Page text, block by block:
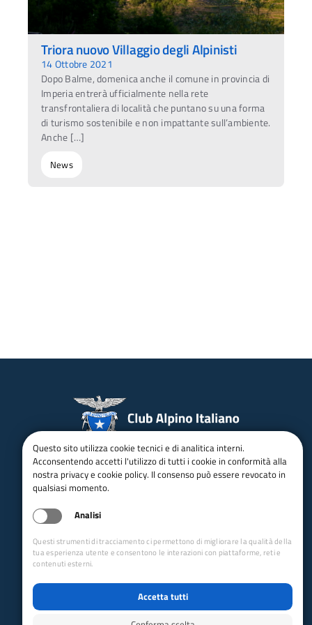
Triora nuovo Villaggio degli Alpinisti
14 Ottobre 2021
Dopo Balme, domenica anche il comune in provincia di
Imperia entrerà ufficialmente nella rete
transfrontaliera di località che puntano su una forma
di turismo sostenibile e non impattante sull’ambiente.
Anche […]
News
email:Info@cai.it pec:cai@pec.cai.it
Tel.02 2057231
Fax. 02 205723201
Via Petrella 19 - 20124 Milano
seguici su
Amministrazione trasparente
Albo pretorio online
Questo sito utilizza cookie tecnici e di analitica interni.
Acconsentendo accetti l'utilizzo di tutti i cookie in conformità alla
nostra privacy e cookie policy. Il consenso può essere revocato in
qualsiasi momento.
Analisi
Questi strumenti di tracciamento ci permettono di migliorare la qualità della
tua esperienza utente e consentono le interazioni con piattaforme, reti e
contenuti esterni.
Accetta tutti